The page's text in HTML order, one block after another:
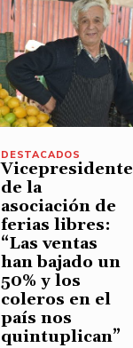
DESTACADOS
Vicepresidente
de la
asociación de
ferias libres:
“Las ventas
han bajado un
50% y los
coleros en el
país nos
quintuplican”